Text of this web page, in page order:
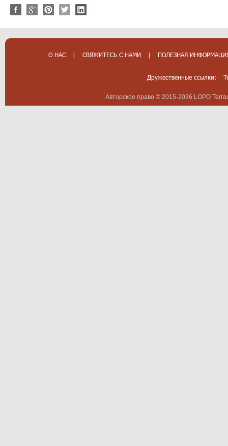
О НАС | СВЯЖИТЕСЬ С НАМИ | ПОЛЕЗНАЯ
Дружественные ссылки:
Авторское право © 2015-2026 LOPO